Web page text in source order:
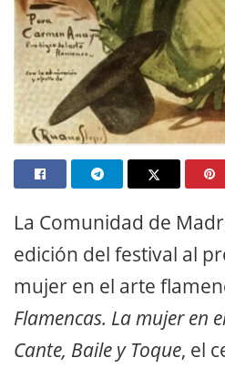
La Comunidad de
edición del festival al
mujer en el arte
Flamencas. La mujer en
Cante, Baile y Toque, el